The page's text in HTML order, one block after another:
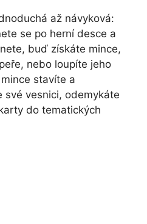
až návyková:
se po herní desce a
buď získáte mince,
nebo loupíte jeho
stavíte a
své vesnici, odemykáte
do tematických